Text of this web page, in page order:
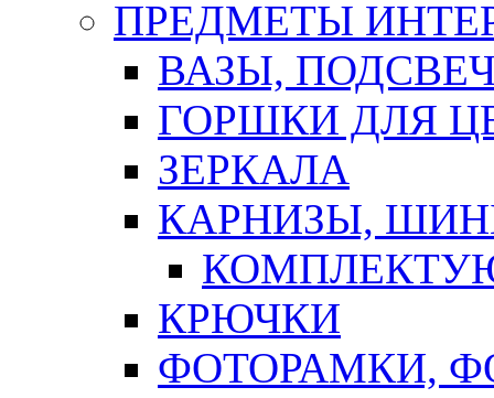
ПРЕДМЕТЫ
ВАЗЫ,
ГОРШКИ ДЛЯ
ЗЕРКАЛА
КАРНИЗЫ,
КРЮЧКИ
ФОТОРАМКИ,